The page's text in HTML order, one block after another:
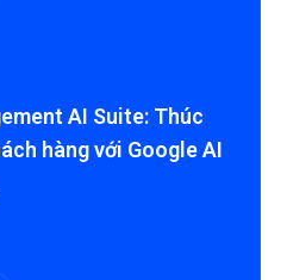
AI Suite: Thúc
hàng với Google AI